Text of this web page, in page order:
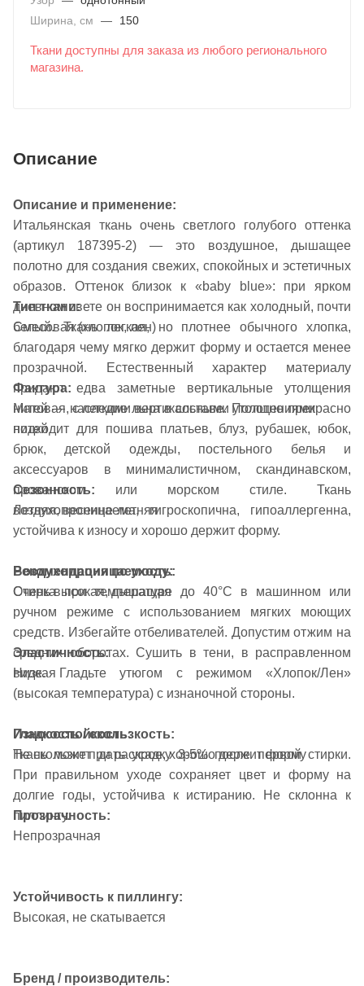
Ширина, см
— 150
Ткани доступны для заказа из любого регионального
магазина.
Описание
Описание и применение:
Итальянская ткань очень светлого голубого оттенка
(артикул 187395-2) — это воздушное, дышащее
полотно для создания свежих, спокойных и эстетичных
образов. Оттенок близок к «baby blue»: при ярком
дневном свете он воспринимается как холодный, почти
белый. Ткань легкая, но плотнее обычного хлопка,
благодаря чему мягко держит форму и остается менее
прозрачной. Естественный характер материалу
придают едва заметные вертикальные утолщения
нитей — наследие льна в составе. Полотно прекрасно
подходит для пошива платьев, блуз, рубашек, юбок,
брюк, детской одежды, постельного белья и
аксессуаров в минималистичном, скандинавском,
прованском или морском стиле. Ткань
воздухопроницаема, гигроскопична, гипоаллергенна,
устойчива к износу и хорошо держит форму.
Рекомендация по уходу:
Стирка при температуре до 40°C в машинном или
ручном режиме с использованием мягких моющих
средств. Избегайте отбеливателей. Допустим отжим на
средних оборотах. Сушить в тени, в расправленном
виде. Гладьте утюгом с режимом «Хлопок/Лен»
(высокая температура) с изнаночной стороны.
Износостойкость:
Ткань может дать усадку 3-5% после первой стирки.
При правильном уходе сохраняет цвет и форму на
долгие годы, устойчива к истиранию. Не склонна к
пиллингу.
Тип ткани:
Смесовая (хлопок, лен)
Фактура:
Матовая, с легкими вертикальными утолщениями
нитей
Сезонность:
Летняя, весенне-летняя
Воздухопроницаемость:
Очень высокая, дышащая
Эластичность:
Низкая
Гладкость / скользкость:
Не скользит при раскрое, хорошо держит форму
Прозрачность:
Непрозрачная
Устойчивость к пиллингу:
Высокая, не скатывается
Бренд / производитель: